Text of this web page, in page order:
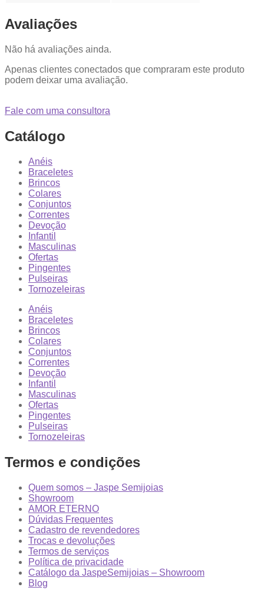
Avaliações
Não há avaliações ainda.
Apenas clientes conectados que compraram este produto
podem deixar uma avaliação.
Fale com uma consultora
Catálogo
Anéis
Braceletes
Brincos
Colares
Conjuntos
Correntes
Devoção
Infantil
Masculinas
Ofertas
Pingentes
Pulseiras
Tornozeleiras
Anéis
Braceletes
Brincos
Colares
Conjuntos
Correntes
Devoção
Infantil
Masculinas
Ofertas
Pingentes
Pulseiras
Tornozeleiras
Termos e condições
Quem somos – Jaspe Semijoias
Showroom
AMOR ETERNO
Dúvidas Frequentes
Cadastro de revendedores
Trocas e devoluções
Termos de serviços
Política de privacidade
Catálogo da JaspeSemijoias – Showroom
Blog